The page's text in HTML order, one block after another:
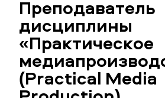
Academics
Research
Admission & Aid
Преподаватель
дисциплины
«Практическое
(Practical Media